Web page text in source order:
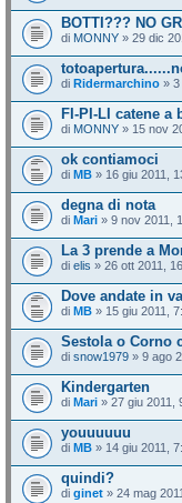
BOTTI??? NO
di MONNY » 29 dic
di Ridermarchino » 3
FI-PI-LI catene a
di MONNY » 15 nov
ok contiamoci
di MB » 16 giu 2011,
degna di nota
di Mari » 9 nov 2011,
La 3 prende a
di elis » 26 ott 2011,
Dove andate in
di MB » 15 giu 2011,
Sestola o Corno
di snow1979 » 9 ago
Kindergarten
di Mari » 27 giu 2011,
youuuuuu
di MB » 14 giu 2011,
quindi?
di ginet » 24 mag